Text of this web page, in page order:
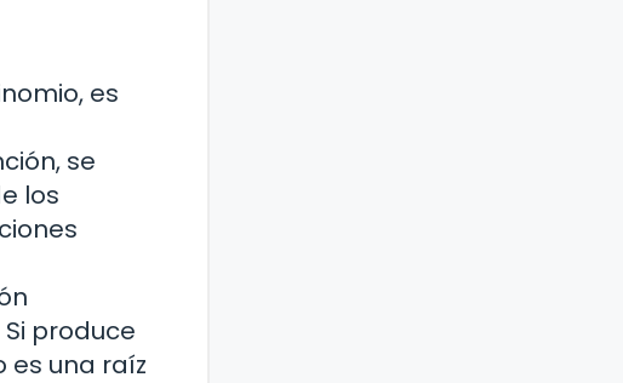
es
se
los
produce
es una raíz